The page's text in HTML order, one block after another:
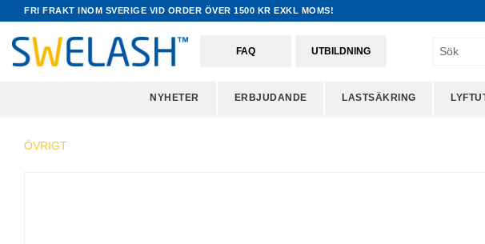
FRI FRAKT INOM SVERIGE VID ORDER ÖVER 1500 KR EXKL MOMS!
FAQ UTBILDNING
NYHETER ERBJUDANDE LASTSÄKRING
ÖVRIGT